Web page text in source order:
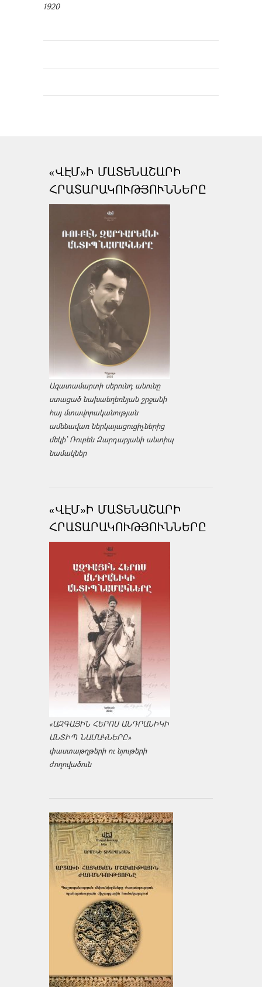
1920
«ՎԷՄ»Ի ՄԱՏԵՆԱՇԱՐԻ
ՀՐԱՏԱՐԱԿՈՒԹՅՈՒՆՆԵՐԸ
Ազատամարտի սերունդ անունը
ստացած նախաեղեռնյան շրջանի
հայ մտավորականության
ամենավառ ներկայացուցիչներից
մեկի՝ Ռուբեն Զարդարյանի անտիպ
նամակներ
«ՎԷՄ»Ի ՄԱՏԵՆԱՇԱՐԻ
ՀՐԱՏԱՐԱԿՈՒԹՅՈՒՆՆԵՐԸ
«ԱԶԳԱՅԻՆ ՀԵՐՈՍ ԱՆԴՐԱՆԻԿԻ
ԱՆՏԻՊ ՆԱՄԱԿՆԵՐԸ»
փաստաթղթերի ու նյութերի
ժողովածուն